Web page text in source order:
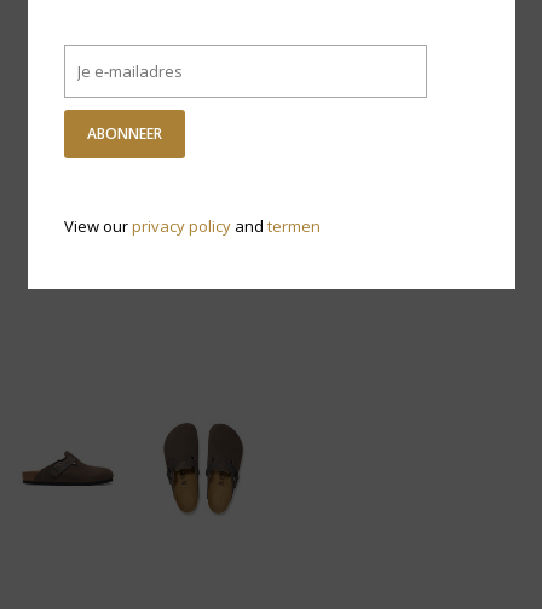
ABONNEER
View ourprivacy policyand termen